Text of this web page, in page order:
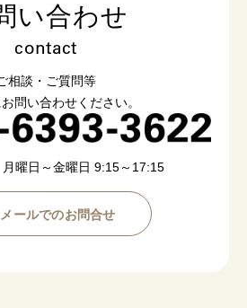
い合わせ
contact
相談・ご質問等
問い合わせください。
月曜日～金曜日 9:15～17:15
メールでのお問合せ